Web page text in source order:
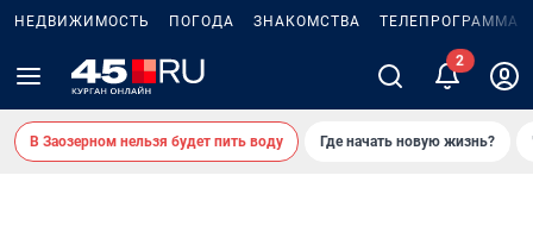
НЕДВИЖИМОСТЬ ПОГОДА ЗНАКОМСТВА ТЕЛЕПРОГРАММА
В Заозерном нельзя будет пить воду Где начать новую жизнь?